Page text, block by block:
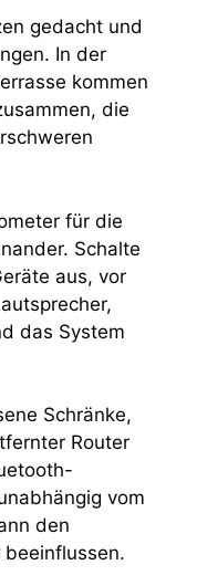
gedacht und
In der
kommen
die
für die
Schalte
aus, vor
das System
Schränke,
Router
vom
den